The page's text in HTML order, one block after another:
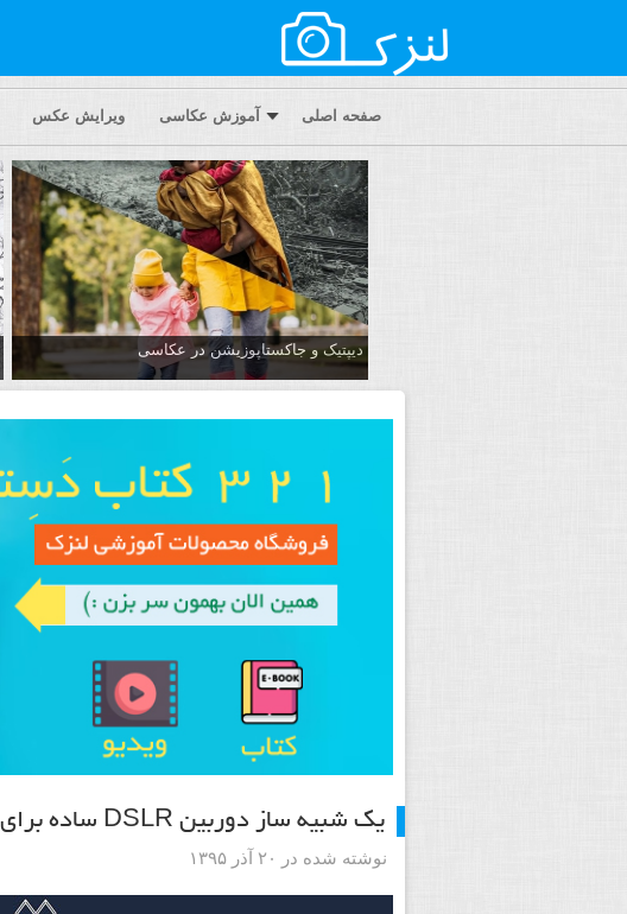
صفحه اصلی آموزش عکاسی ویرایش عکس
دیپتیک و جاکستا‌پوزیشن در عکاسی
یک شبیه ساز دوربین DSLR ساده برای یادگیری عکاسی در مُد دستی
نوشته شده در ۲۰ آذر ۱۳۹۵